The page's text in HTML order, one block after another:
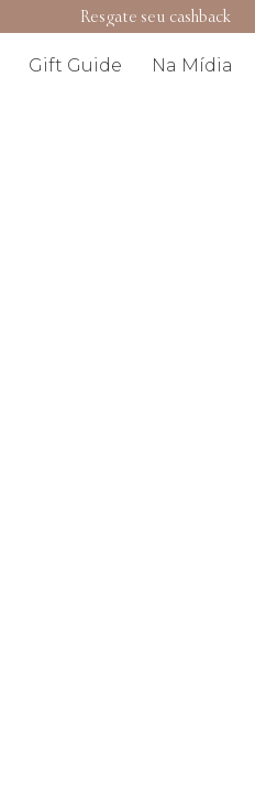
Resgate seu cashback
Gift Guide Na Mídia